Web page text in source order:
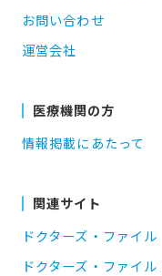
お問い合わせ
運営会社
医療機関の方
情報掲載にあたって
関連サイト
ドクターズ・ファイル
ドクターズ・ファイ